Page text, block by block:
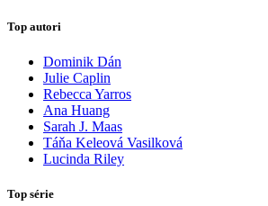
Top autori
Dominik Dán
Julie Caplin
Rebecca Yarros
Ana Huang
Sarah J. Maas
Táňa Keleová Vasilková
Lucinda Riley
Top série